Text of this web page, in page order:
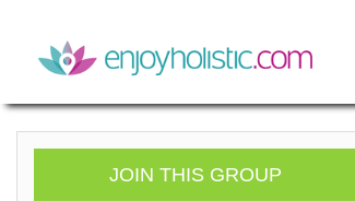
JOIN THIS GROUP